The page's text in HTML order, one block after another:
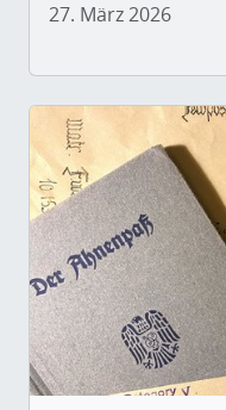
27. März 2026